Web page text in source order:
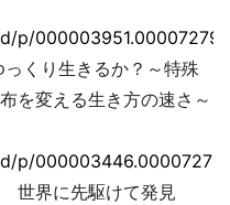
p/
っくり生きるか？～特殊
を変える生き方の速さ～
p/
世界に先駆けて発見